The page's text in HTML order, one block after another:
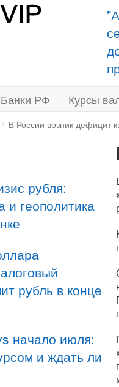
Банки РФ Курсы
В России возник дефицит
рубля:
и геополитика
рубль в конце
начало июля:
и ждать ли